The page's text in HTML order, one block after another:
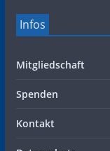
Infos
Mitgliedschaft
Spenden
Kontakt